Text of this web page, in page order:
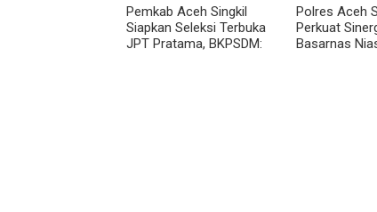
Pemkab Aceh Singkil
Siapkan Seleksi Terbuka
JPT Pratama, BKPSDM:
Polres Aceh
Perkuat
Basarnas